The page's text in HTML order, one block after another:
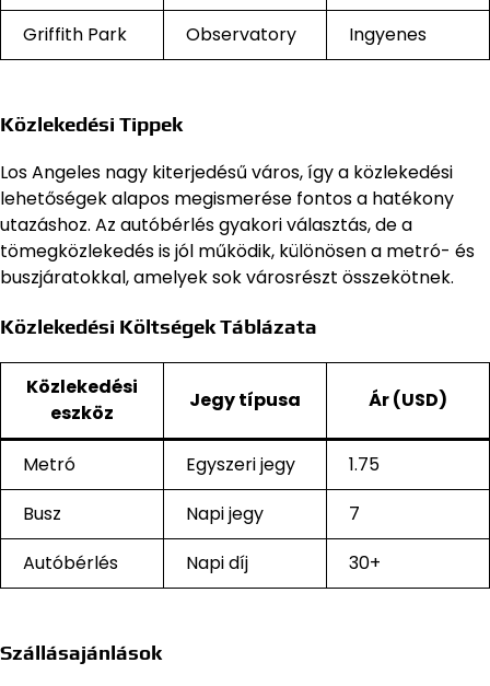
Griffith Park Observatory Ingyenes
Közlekedési Tippek
Los Angeles nagy kiterjedésű város, így a közlekedési
lehetőségek alapos megismerése fontos a hatékony
utazáshoz. Az autóbérlés gyakori választás, de a
tömegközlekedés is jól működik, különösen a metró- és
buszjáratokkal, amelyek sok városrészt összekötnek.
Közlekedési Költségek Táblázata
Közlekedési
eszköz
Jegy típusa Ár (USD)
Metró Egyszeri jegy
1.75
Busz
Napi jegy
7
Autóbérlés
Napi díj 30+
Szállásajánlások